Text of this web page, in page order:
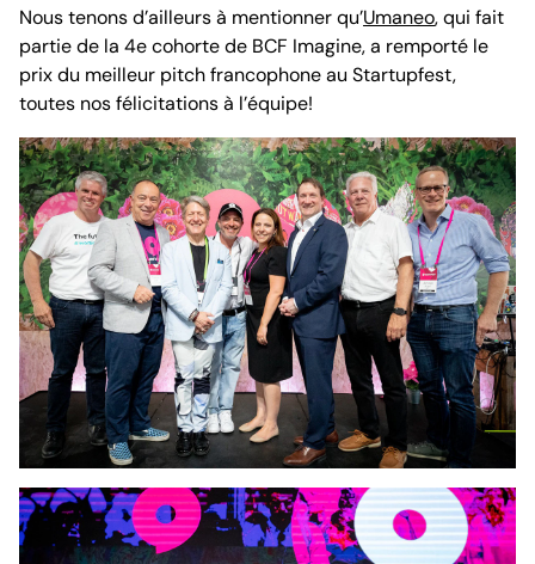
Nous tenons d’ailleurs à mentionner qu’Umaneo, qui fait
partie de la 4e cohorte de BCF Imagine, a remporté le
prix du meilleur pitch francophone au Startupfest,
toutes nos félicitations à l’équipe!